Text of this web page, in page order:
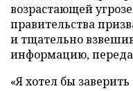
возрастающей
правительства
и тщательно
информацию,
«Я хотел бы